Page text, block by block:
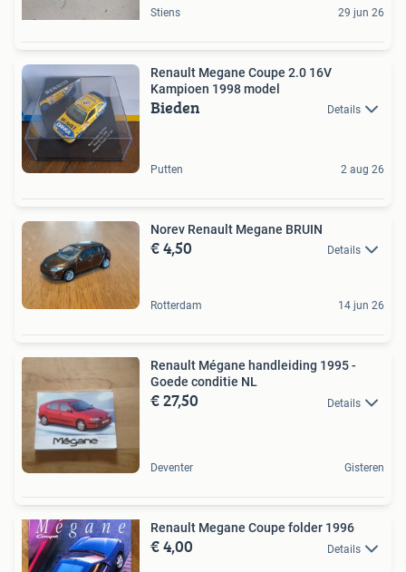
Stiens 29 jun 26
Renault Megane Coupe 2.0 16V
Kampioen 1998 model
Bieden Details
Putten 2 aug 26
Norev Renault Megane BRUIN
€ 4,50 Details
Rotterdam 14 jun 26
Renault Mégane handleiding 1995 -
Goede conditie NL
€ 27,50 Details
Deventer Gisteren
Renault Megane Coupe folder 1996
€ 4,00 Details